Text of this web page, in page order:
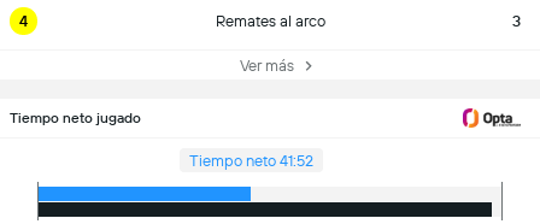
4 Remates al arco 3
Ver más
Tiempo neto jugado
Tiempo neto 41:52